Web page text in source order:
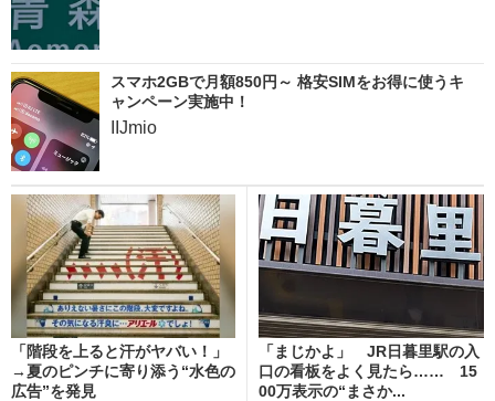
スマホ2GBで月額850円～ 格安SIMをお得に使うキ
ャンペーン実施中！
IIJmio
「階段を上ると汗がヤバい！」
→夏のピンチに寄り添う“水色の
広告”を発見
「まじかよ」 JR日暮里駅の入
口の看板をよく見たら…… 15
00万表示の“まさか...